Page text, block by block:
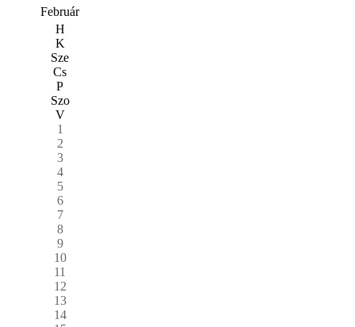
Február
H
K
Sze
Cs
P
Szo
V
1
2
3
4
5
6
7
8
9
10
11
12
13
14